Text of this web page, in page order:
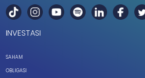
INVESTASI
SAHAM
OBLIGASI